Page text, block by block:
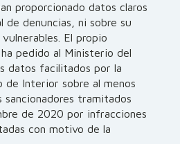
proporcionado datos claros
de denuncias, ni sobre su
El propio
pedido al Ministerio del
datos facilitados por la
de Interior sobre al menos
tramitados
de 2020 por infracciones
con motivo de la